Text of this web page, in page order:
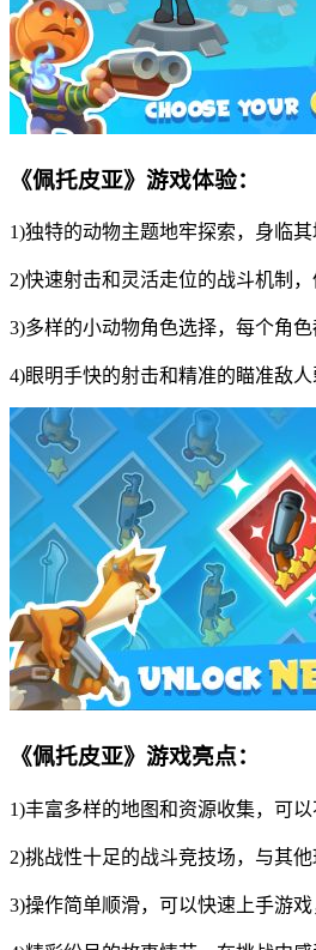
《佩托皮亚》游戏体验：
1)独特的动物主题地牢探索，身临
2)快速射击和灵活走位的战斗机制
3)多样的小动物角色选择，每个角
4)眼明手快的射击和精准的瞄准敌
《佩托皮亚》游戏亮点：
1)丰富多样的地图和资源收集，可
2)挑战性十足的战斗竞技场，与其
3)操作简单顺滑，可以快速上手游戏